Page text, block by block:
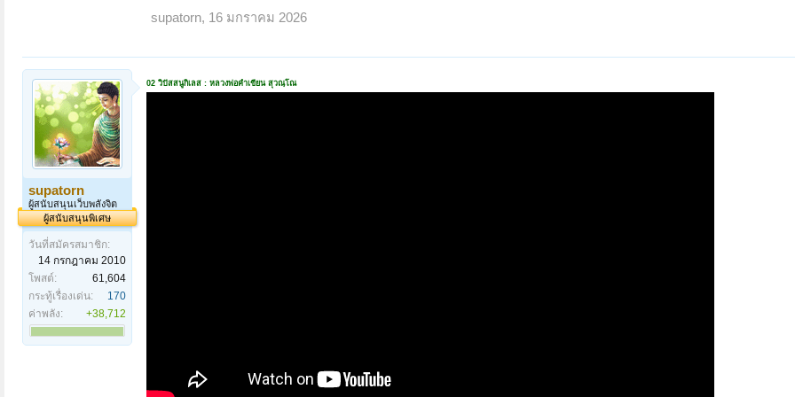
supatorn, 16 มกราคม 2026
supatorn
ผู้สนับสนุนเว็บพลังจิต
ผู้สนับสนุนพิเศษ
วันที่สมัครสมาชิก:
14 กรกฎาคม 2010
โพสต์:
61,604
กระทู้เรื่องเด่น:
170
ค่าพลัง:
+38,712
02 วิปัสสนูกิเลส : หลวงพ่อคำเขียน สุวณฺโณ